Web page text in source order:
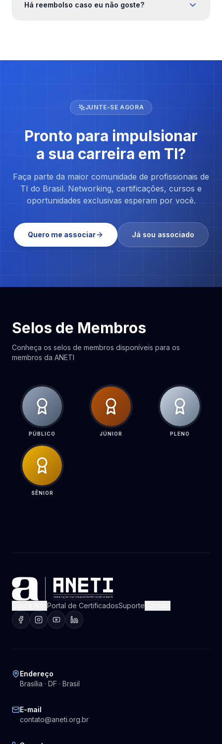
Há reembolso caso eu não goste?
JUNTE-SE AGORA
Pronto para impulsionar
a sua carreira em TI?
Faça parte da maior comunidade de profissionais de
TI do Brasil. Networking, certificações, cursos e
oportunidades exclusivas esperam por você.
Quero me associar Já sou associado
Selos de Membros
Conheça os selos de membros disponíveis para os
membros da ANETI
PÚBLICO JÚNIOR PLENO
SÊNIOR
Portal de CertificadosSuporte
Endereço
Brasília · DF · Brasil
E-mail
contato@aneti.org.br